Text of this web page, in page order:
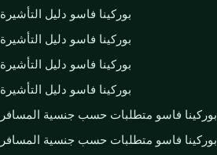
بوركينا فاسو دليل التأشيرة
بوركينا فاسو دليل التأشيرة
بوركينا فاسو دليل التأشيرة
بوركينا فاسو دليل التأشيرة
بوركينا فاسو متطلبات حسب جنسية المسافر
بوركينا فاسو متطلبات حسب جنسية المسافر